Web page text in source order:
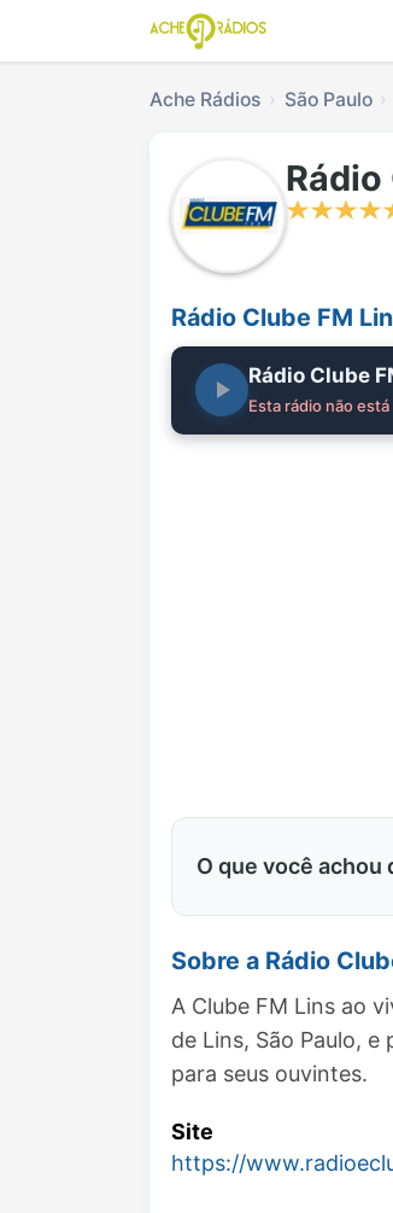
Ache Rádios São Paulo
Rádio
Rádio Clube FM
Rádio Clube
Esta rádio não
O que você achou
Sobre a Rádio
A Clube FM Lins ao
de Lins, São Paulo,
para seus ouvintes.
Site
https://